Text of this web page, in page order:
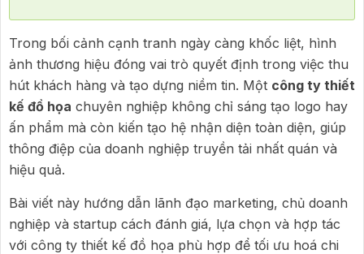
Trong bối cảnh cạnh tranh ngày càng khốc liệt, hình
ảnh thương hiệu đóng vai trò quyết định trong việc thu
hút khách hàng và tạo dựng niềm tin. Một công ty thiết
kế đồ họa chuyên nghiệp không chỉ sáng tạo logo hay
ấn phẩm mà còn kiến tạo hệ nhận diện toàn diện, giúp
thông điệp của doanh nghiệp truyền tải nhất quán và
hiệu quả.
Bài viết này hướng dẫn lãnh đạo marketing, chủ doanh
nghiệp và startup cách đánh giá, lựa chọn và hợp tác
với công ty thiết kế đồ họa phù hợp để tối ưu hoá chi